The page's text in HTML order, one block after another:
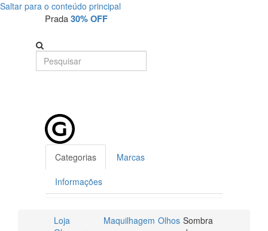
Saltar para o conteúdo principal
Prada30% OFF
Categorias Marcas
Informações
Loja
Maquilhagem Olhos Sombra